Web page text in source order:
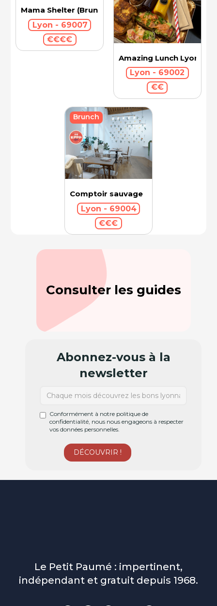
Mama Shelter (Brunch)
Lyon - 69007
€€€€
Amazing Lunch Lyon
Lyon - 69002
€€
Comptoir sauvage
Lyon - 69004
€€€
Brunch
Consulter les guides
Abonnez-vous à la
newsletter
Conformément à notre politique de
confidentialité, nous nous engageons à respecter
vos données personnelles.
Le Petit Paumé : impertinent,
indépendant et gratuit depuis 1968.